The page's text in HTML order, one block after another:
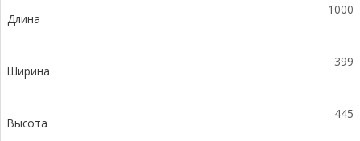
КUу
Длина
1000
Ширина
399
Высота
445